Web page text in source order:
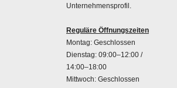
Unternehmensprofil.
Reguläre Öffnungszeiten
Montag: Geschlossen
Dienstag: 09:00–12:00 /
14:00–18:00
Mittwoch: Geschlossen